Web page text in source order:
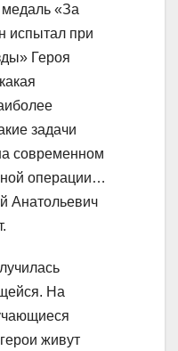
«За
испытал при
Героя
задачи
современном
операции…
Анатольевич
На
живут